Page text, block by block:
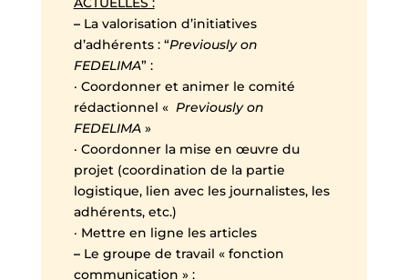
–La valorisation d’initiatives
d’adhérents : “Previously on
FEDELIMA” :
· Coordonner et animer le comité
rédactionnel « Previously on
FEDELIMA»
· Coordonner la mise en œuvre du
projet (coordination de la partie
logistique, lien avec les journalistes, les
adhérents, etc.)
· Mettre en ligne les articles
–Le groupe de travail « fonction
communication » :